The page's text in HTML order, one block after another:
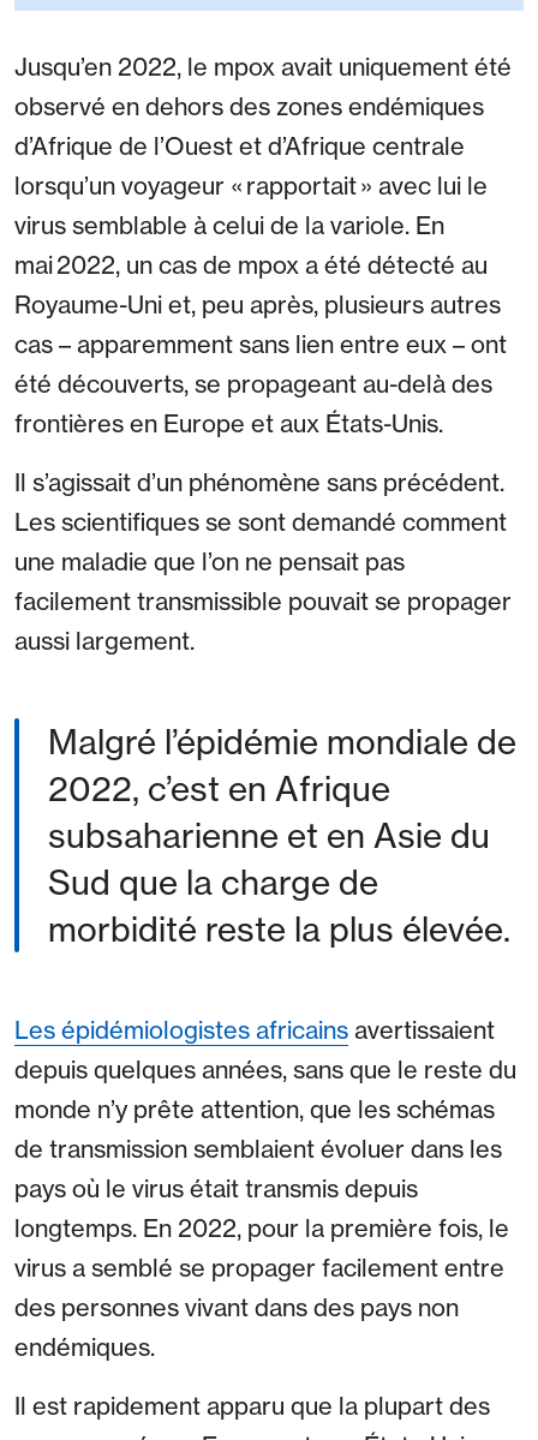
Jusqu’en 2022, le mpox avait uniquement été
observé en dehors des zones endémiques
d’Afrique de l’Ouest et d’Afrique centrale
lorsqu’un voyageur « rapportait » avec lui le
virus semblable à celui de la variole. En
mai 2022, un cas de mpox a été détecté au
Royaume-Uni et, peu après, plusieurs autres
cas – apparemment sans lien entre eux – ont
été découverts, se propageant au-delà des
frontières en Europe et aux États-Unis.
Il s’agissait d’un phénomène sans précédent.
Les scientifiques se sont demandé comment
une maladie que l’on ne pensait pas
facilement transmissible pouvait se propager
aussi largement.
Malgré l’épidémie mondiale de
2022, c’est en Afrique
subsaharienne et en Asie du
Sud que la charge de
morbidité reste la plus élevée.
Les épidémiologistes africains avertissaient
depuis quelques années, sans que le reste du
monde n’y prête attention, que les schémas
de transmission semblaient évoluer dans les
pays où le virus était transmis depuis
longtemps. En 2022, pour la première fois, le
virus a semblé se propager facilement entre
des personnes vivant dans des pays non
endémiques.
Il est rapidement apparu que la plupart des